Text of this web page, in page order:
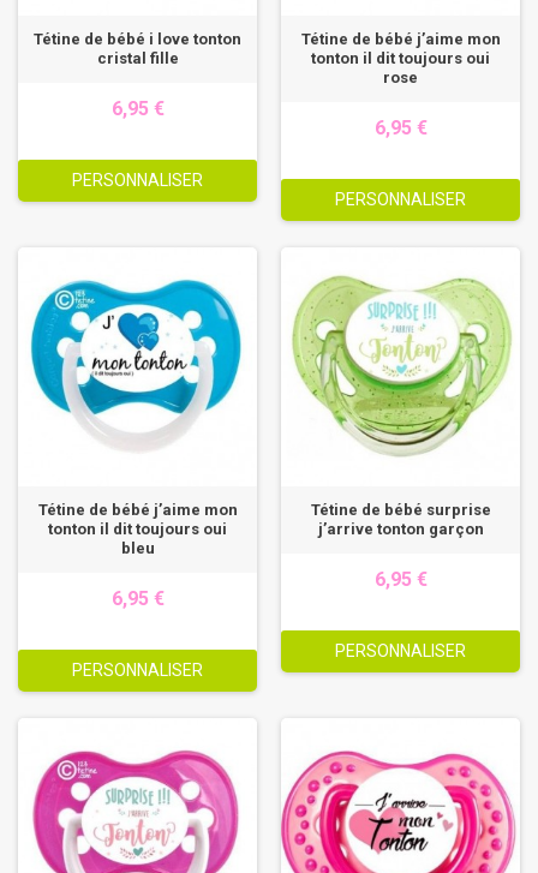
Tétine de bébé i love tonton
cristal fille
6,95 €
PERSONNALISER
Tétine de bébé j’aime mon
tonton il dit toujours oui
rose
6,95 €
PERSONNALISER
Tétine de bébé j’aime mon
tonton il dit toujours oui
bleu
6,95 €
PERSONNALISER
Tétine de bébé surprise
j’arrive tonton garçon
6,95 €
PERSONNALISER